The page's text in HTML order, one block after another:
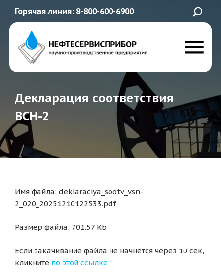
Горячая линия: 8-800-600-6900
Декларация соответствия
ВСН-2
Имя файла: deklaraciya_sootv_vsn-
2_020_20251210122533.pdf
Размер файла: 701.57 Kb
Если закачивание файла не начнется через 10 сек,
кликните по этой ссылке